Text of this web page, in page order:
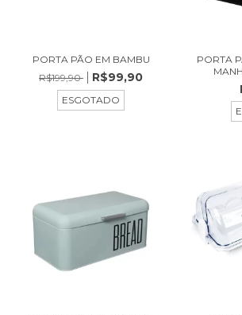
PORTA PÃO EM BAMBU
R$199,90
R$99,90
ESGOTADO
PORTA